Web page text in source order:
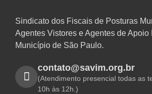
Sindicato dos Fiscais de Posturas
Agentes Vistores e Agentes de Apoio
Município de São Paulo.
contato@savim.org.br
(Atendimento presencial todas as
10h às 12h.)